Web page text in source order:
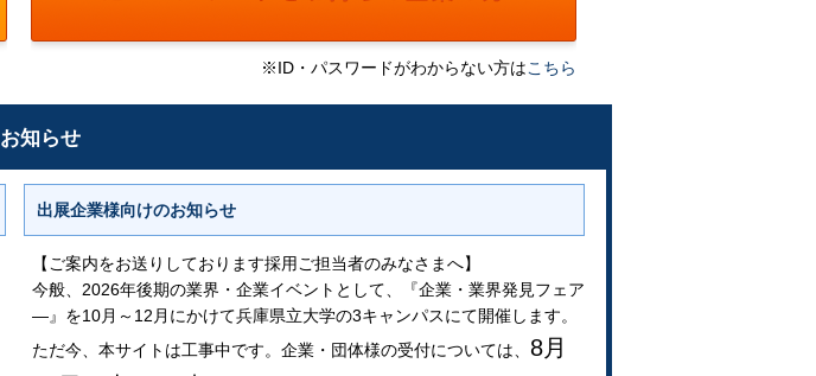
※ID・パスワードがわからない方はこちら
お知らせ
出展企業様向けのお知らせ
【ご案内をお送りしております採用ご担当者のみなさまへ】
今般、2026年後期の業界・企業イベントとして、『企業・業界発見フェア
―』を10月～12月にかけて兵庫県立大学の3キャンパスにて開催します。
ただ今、本サイトは工事中です。企業・団体様の受付については、 8月